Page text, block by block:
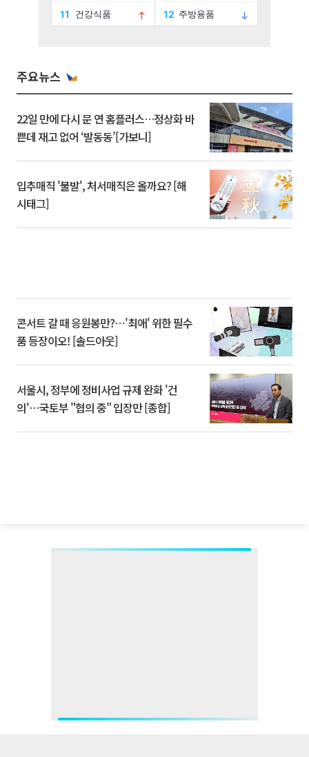
주요뉴스
22일 만에 다시 문 연 홈플러스…정상화 바
쁜데 재고 없어 ‘발동동’[가보니]
입추매직 '불발', 처서매직은 올까요? [해
시태그]
콘서트 갈 때 응원봉만?⋯'최애' 위한 필수
품 등장이오! [솔드아웃]
서울시, 정부에 정비사업 규제 완화 '건
의'⋯국토부 "협의 중" 입장만 [종합]